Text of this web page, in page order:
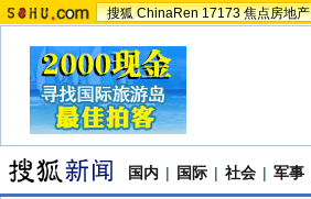
搜狐 ChinaRen 17173 焦点房地产
国内 | 国际 | 社会 | 军事